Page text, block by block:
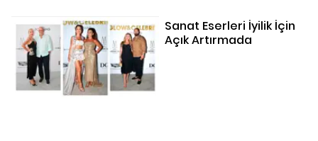
Sanat Eserleri İyilik İçin
Açık Artırmada